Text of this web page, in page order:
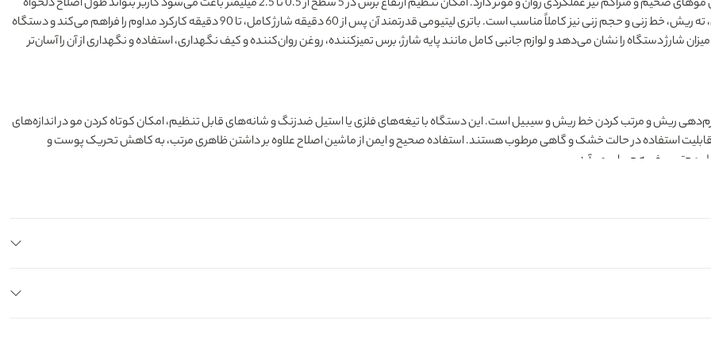
خود را با دقت انتخاب کند. این دستگاه علاوه بر اصلاح سر، برای مرتب کردن ریش، ته ریش، خط زنی و حجم زنی نیز کاملاً مناسب است. باتری لیتیومی قدرتمند آن پس از 60 دقیقه شارژ کامل، تا 90 دقیقه کارکرد مداوم را فراهم می‌کند و دستگاه
هم به صورت بی‌سیم و هم با برق مستقیم قابل استفاده است. نمایشگر LCD میزان شارژ دستگاه را نشان می‌دهد و لوازم جانبی کامل مانند پایه شارژ، برس تمیزکننده، روغن روان‌کننده و کیف نگهداری، استفاده و نگهداری از آن را آسان‌تر
ریش و مرتب کردن خط ریش و سیبیل است. این دستگاه با تیغه‌های فلزی یا استیل ضدزنگ و شانه‌های قابل تنظیم، امکان کوتاه کردن مو در اندازه‌های
و قابلیت استفاده در حالت خشک و گاهی مرطوب هستند. استفاده صحیح و ایمن از ماشین اصلاح علاوه بر داشتن ظاهری مرتب، به کاهش تحریک پوست و
و حتی سفر به حساب می‌آید.